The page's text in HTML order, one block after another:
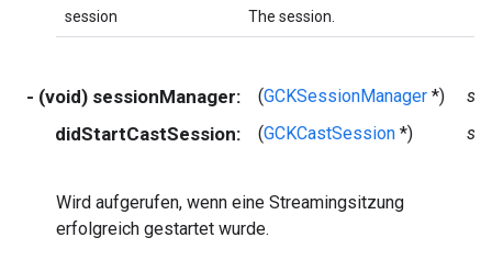
session The session.
- (void) sessionManager: (GCKSessionManager *)
didStartCastSession: (GCKCastSession *)
Wird aufgerufen, wenn eine Streamingsitzung
erfolgreich gestartet wurde.